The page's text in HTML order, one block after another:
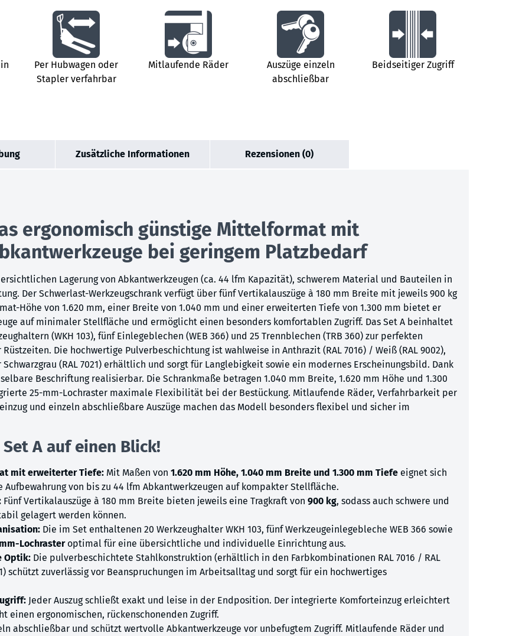
Per Hubwagen oder
Stapler verfahrbar
Mitlaufende Räder
Auszüge einzeln
abschließbar
Beidseitiger Zugriff
Zusätzliche Informationen Rezensionen (0)
ergonomisch günstige Mittelformat mit
bei geringem Platzbedarf
Lagerung von Abkantwerkzeugen (ca. 44 lfm Kapazität), schwerem Material und Bauteilen in
Der Schwerlast-Werkzeugschrank verfügt über fünf Vertikalauszüge à 180 mm Breite mit jeweils 900 kg
Höhe von 1.620 mm, einer Breite von 1.040 mm und einer erweiterten Tiefe von 1.300 mm bietet er
auf minimaler Stellfläche und ermöglicht einen besonders komfortablen Zugriff. Das Set A beinhaltet
(WKH 103), fünf Einlegeblechen (WEB 366) und 25 Trennblechen (TRB 360) zur perfekten
Die hochwertige Pulverbeschichtung ist wahlweise in Anthrazit (RAL 7016) / Weiß (RAL 9002),
Schwarzgrau (RAL 7021) erhältlich und sorgt für Langlebigkeit sowie ein modernes Erscheinungsbild. Dank
Beschriftung realisierbar. Die Schrankmaße betragen 1.040 mm Breite, 1.620 mm Höhe und 1.300
25-mm-Lochraster maximale Flexibilität bei der Bestückung. Mitlaufende Räder, Verfahrbarkeit per
und einzeln abschließbare Auszüge machen das Modell besonders flexibel und sicher im
A auf einen Blick!
mit erweiterter Tiefe: Mit Maßen von 1.620 mm Höhe, 1.040 mm Breite und 1.300 mm Tiefe eignet sich
von bis zu 44 lfm Abkantwerkzeugen auf kompakter Stellfläche.
Fünf Vertikalauszüge à 180 mm Breite bieten jeweils eine Tragkraft von 900 kg, sodass auch schwere und
gelagert werden können.
Die im Set enthaltenen 20 Werkzeughalter WKH 103, fünf Werkzeugeinlegebleche WEB 366 sowie
Lochrasteroptimal für eine übersichtliche und individuelle Einrichtung aus.
Optik: Die pulverbeschichtete Stahlkonstruktion (erhältlich in den Farbkombinationen RAL 7016 / RAL
schützt zuverlässig vor Beanspruchungen im Arbeitsalltag und sorgt für ein hochwertiges
Jeder Auszug schließt exakt und leise in der Endposition. Der integrierte Komforteinzug erleichtert
einen ergonomischen, rückenschonenden Zugriff.
abschließbar und schützt wertvolle Abkantwerkzeuge vor unbefugtem Zugriff. Mitlaufende Räder und